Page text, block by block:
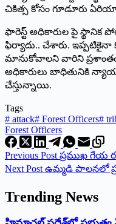
చికిత్స కోసం గూడూరు ఏరియా
ఫారెస్ట్ అధికారుల పై స్థానిక
ఫిర్యాదు.. చేశారు. ఇప్పటికైనా
మానుకోవాలని వారిని
అధికారులు బాధితునికి
‌చేస్తున్నాయి.
Tags
# attack# Forest Officers#
Forest Officers
Previous Post ‌ప్రముఖ గేయ
Next Post ఉమ్మడి పాలనలో
Trending News